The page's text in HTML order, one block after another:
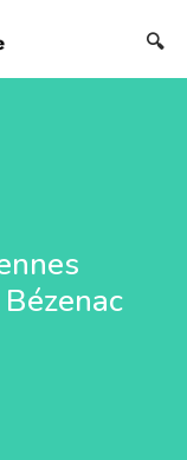
🔍